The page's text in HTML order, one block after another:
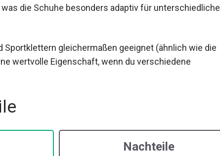
die Schuhe besonders adaptiv für unterschiedliche
Sportklettern gleichermaßen geeignet (ähnlich wie die
wertvolle Eigenschaft, wenn du verschiedene
Nachteile